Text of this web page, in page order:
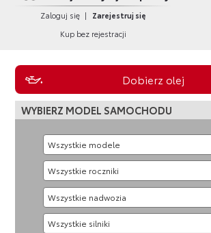
Zaloguj się |
Zarejestruj się
Kup bez rejestracji
Dobierz olej
WYBIERZ MODEL SAMOCHODU